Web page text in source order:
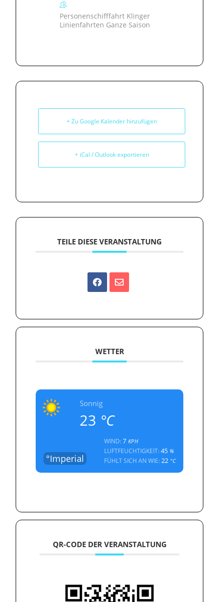
Personenschifffahrt Klinger
Linienfahrten Ganze Saison
+ Zu Google Kalender hinzufügen
+ iCal / Outlook exportieren
TEILE DIESE VERANSTALTUNG
WETTER
Sonnig
23 °C
°Imperial
WIND:7 KPH
LUFTFEUCHTIGKEIT:45 %
FÜHLT SICH AN WIE:22 °C
QR-CODE DER VERANSTALTUNG